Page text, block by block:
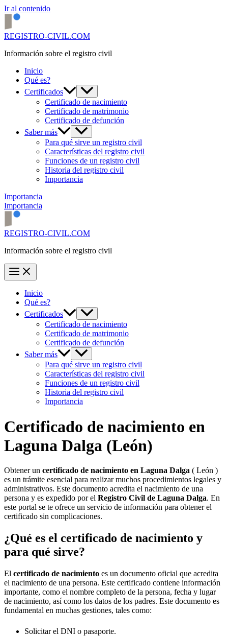
Ir al contenido
REGISTRO-CIVIL.COM
Información sobre el registro civil
Inicio
Qué es?
Certificados
Certificado de nacimiento
Certificado de matrimonio
Certificado de defunción
Saber más
Para qué sirve un registro civil
Características del registro civil
Funciones de un registro civil
Historia del registro civil
Importancia
Importancia
Importancia
REGISTRO-CIVIL.COM
Información sobre el registro civil
Inicio
Qué es?
Certificados
Certificado de nacimiento
Certificado de matrimonio
Certificado de defunción
Saber más
Para qué sirve un registro civil
Características del registro civil
Funciones de un registro civil
Historia del registro civil
Importancia
Certificado de nacimiento en
Laguna Dalga (León)
Obtener un certificado de nacimiento en Laguna Dalga ( León )
es un trámite esencial para realizar muchos procedimientos legales y
administrativos. Este documento acredita el nacimiento de una
persona y es expedido por el Registro Civil de Laguna Dalga. En
este portal se te ofrece un servicio de información para obtener el
certificado sin complicaciones.
¿Qué es el certificado de nacimiento y
para qué sirve?
El certificado de nacimiento es un documento oficial que acredita
el nacimiento de una persona. Este certificado contiene información
importante, como el nombre completo de la persona, fecha y lugar
de nacimiento, así como los datos de los padres. Este documento es
fundamental en muchas gestiones, tales como:
Solicitar el DNI o pasaporte.